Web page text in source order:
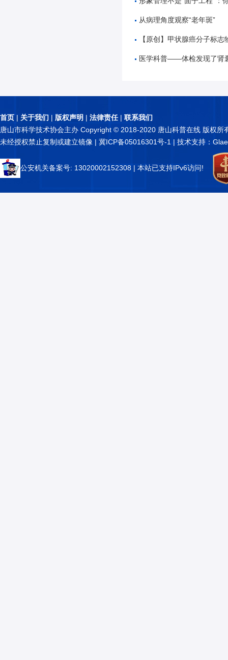
从病理角度观察“老年斑”
【原创】甲状腺癌分子标志物
医学科普——体检发现了肾囊
首页 | 关于我们 | 版权声明 | 法律责任| 联系我们
唐山市科学技术协会主办 Copyright © 2018-2020 唐山科普在线 版权所
未经授权禁止复制或建立镜像 | 冀ICP备05016301号-1 | 技术支持：
公安机关备案号: 13020002152308 | 本站已支持IPv6访问!